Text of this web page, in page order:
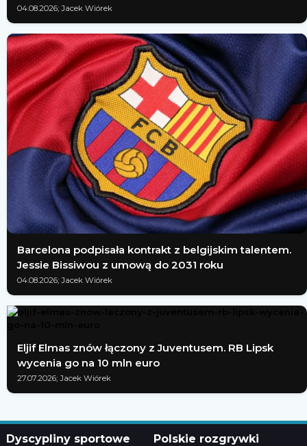
04.08.2026; Jacek Wiórek
Barcelona podpisała kontrakt z belgijskim talentem.
Jessie Bissiwou z umową do 2031 roku
04.08.2026; Jacek Wiórek
Eljif Elmas znów łączony z Juventusem. RB Lipsk
wycenia go na 10 mln euro
27.07.2026; Jacek Wiórek
Dyscypliny sportowe Polskie rozgrywki